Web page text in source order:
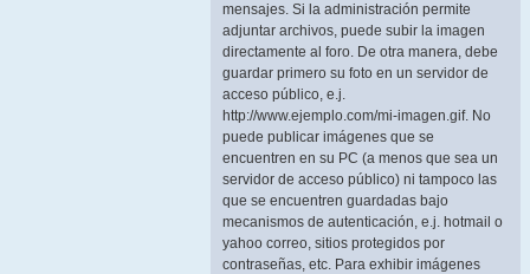
mensajes. Si la administración permite
adjuntar archivos, puede subir la imagen
directamente al foro. De otra manera, debe
guardar primero su foto en un servidor de
acceso público, e.j.
http://www.ejemplo.com/mi-imagen.gif. No
puede publicar imágenes que se
encuentren en su PC (a menos que sea un
servidor de acceso público) ni tampoco las
que se encuentren guardadas bajo
mecanismos de autenticación, e.j. hotmail o
yahoo correo, sitios protegidos por
contraseñas, etc. Para exhibir imágenes